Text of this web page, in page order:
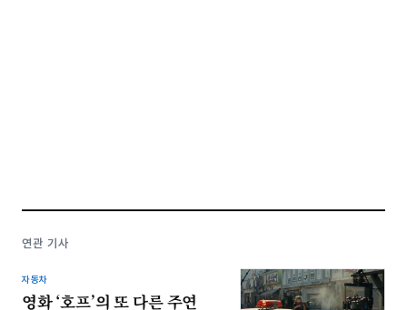
연관 기사
자동차
영화 ‘호프’의 또 다른 주연